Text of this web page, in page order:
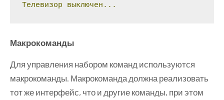
}
{
public
TVOnCommand(TV tvSet)
{
        tv
= tvSet;
Телевизор
выключен...
Макрокоманды
Для управления набором команд используются
макрокоманды. Макрокоманда должна реализовать
тот же интерфейс, что и другие команды, при этом